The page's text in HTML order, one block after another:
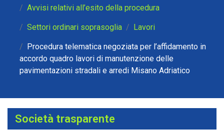
Avvisi relativi all’esito della procedura
Settori ordinari soprasoglia Lavori
Procedura telematica negoziata per l’affidamento in
accordo quadro lavori di manutenzione delle
pavimentazioni stradali e arredi Misano Adriatico
Società trasparente